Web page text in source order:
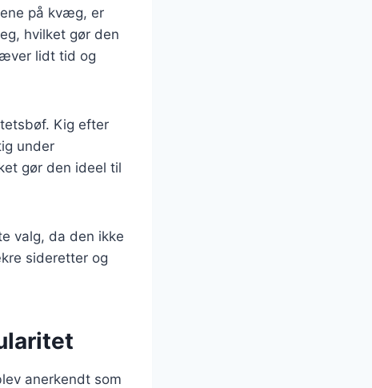
på kvæg, er
hvilket gør den
lidt tid og
Kig efter
under
gør den ideel til
valg, da den ikke
sideretter og
anerkendt som